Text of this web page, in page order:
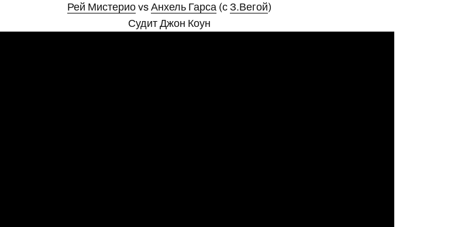
Рей Мистериоvs Анхель Гарса(с З.Вегой)
Судит Джон Коун